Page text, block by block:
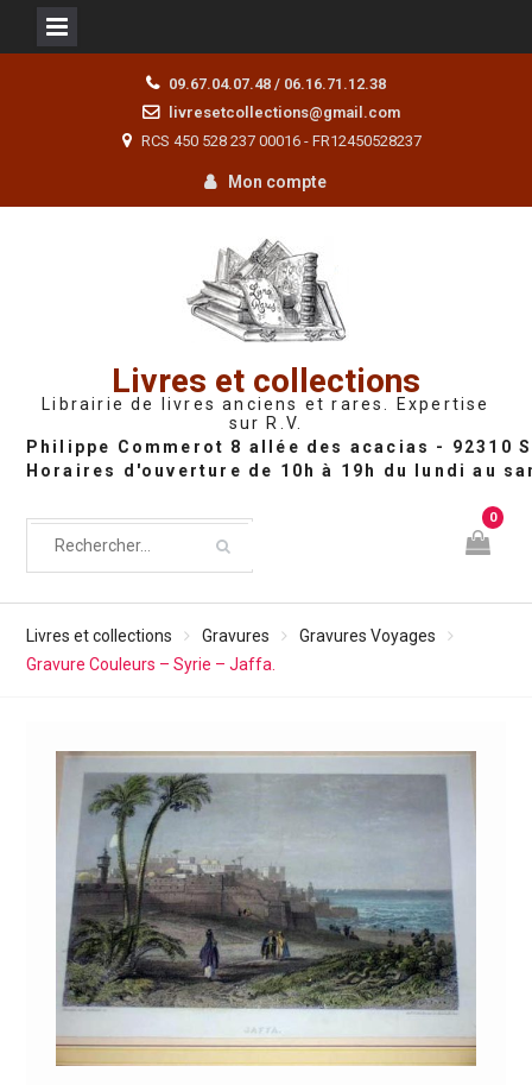
09.67.04.07.48 / 06.16.71.12.38
livresetcollections@gmail.com
RCS 450 528 237 00016 - FR12450528237
Mon compte
Livres et collections
Librairie de livres anciens et rares. Expertise
sur R.V.
0
Livres et collections Gravures
Gravures Voyages
Gravure Couleurs – Syrie – Jaffa.